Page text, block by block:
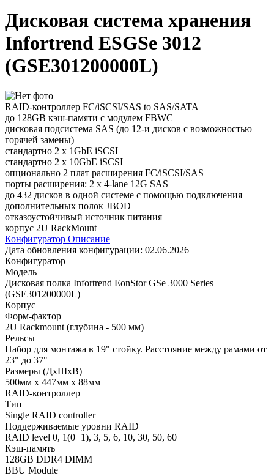
Дисковая система хранения
Infortrend ESGSe 3012
(GSE301200000L)
RAID-контроллер FC/iSCSI/SAS to SAS/SATA
до 128GB кэш-памяти с модулем FBWC
дисковая подсистема SAS (до 12-и дисков с возможностью
горячей замены)
стандартно 2 x 1GbE iSCSI
стандартно 2 x 10GbE iSCSI
опционально 2 плат расширения FC/iSCSI/SAS
порты расширения: 2 x 4-lane 12G SAS
до 432 дисков в одной системе с помощью подключения
дополнительных полок JBOD
отказоустойчивый источник питания
корпус 2U RackMount
Конфигуратор Описание
Дата обновления конфигурации: 02.06.2026
Конфигуратор
Модель
Дисковая полка Infortrend EonStor GSe 3000 Series
(GSE301200000L)
Корпус
Форм-фактор
2U Rackmount (глубина - 500 мм)
Рельсы
Набор для монтажа в 19" стойку. Расстояние между рамами от
23" до 37"
Размеры (ДхШхВ)
500мм х 447мм х 88мм
RAID-контроллер
Тип
Single RAID controller
Поддерживаемые уровни RAID
RAID level 0, 1(0+1), 3, 5, 6, 10, 30, 50, 60
Кэш-память
128GB DDR4 DIMM
BBU Module